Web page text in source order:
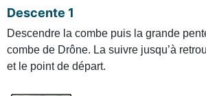
Descente 1
Descendre la combe puis la grande
combe de Drône. La suivre jusqu’à
et le point de départ.